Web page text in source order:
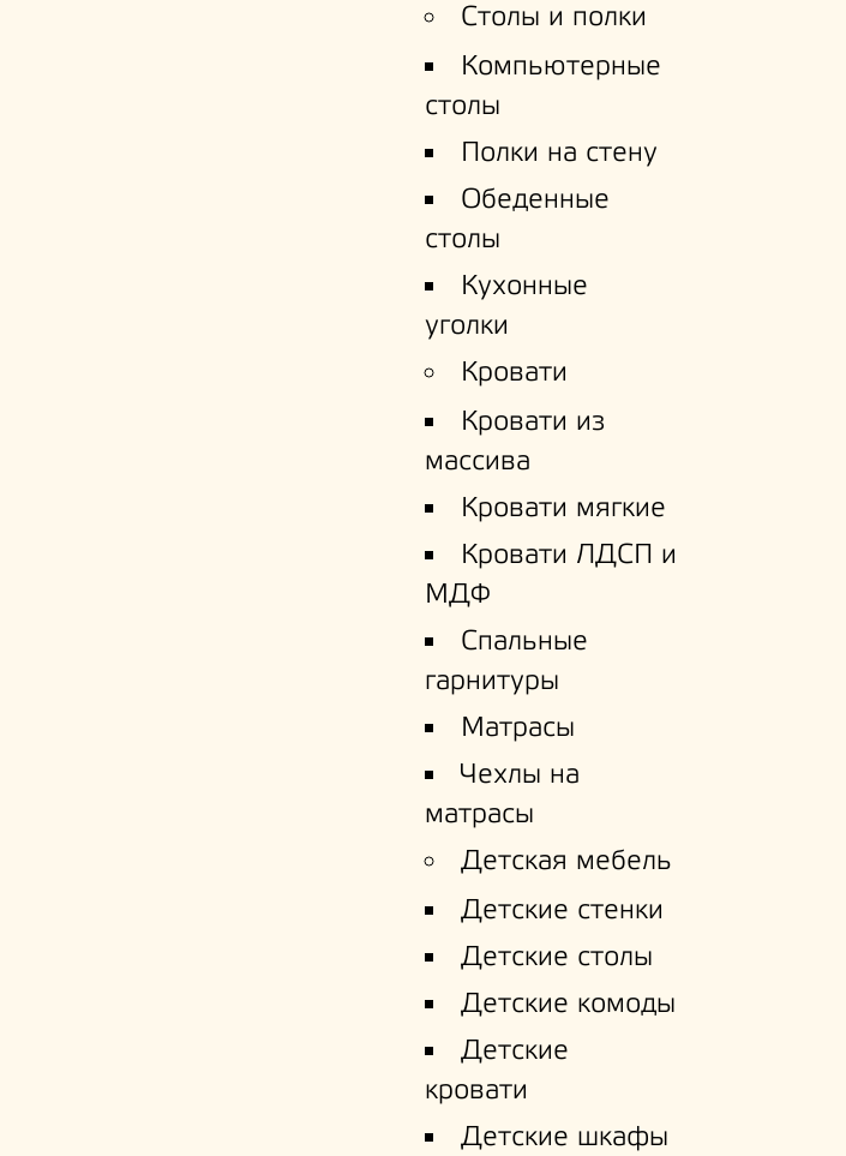
Столы и полки
Компьютерные
столы
Полки на стену
Обеденные
столы
Кухонные
уголки
Кровати
Кровати из
массива
Кровати мягкие
Кровати ЛДСП и
МДФ
Спальные
гарнитуры
Матрасы
Чехлы на
матрасы
Детская мебель
Детские стенки
Детские столы
Детские комоды
Детские
кровати
Детские шкафы